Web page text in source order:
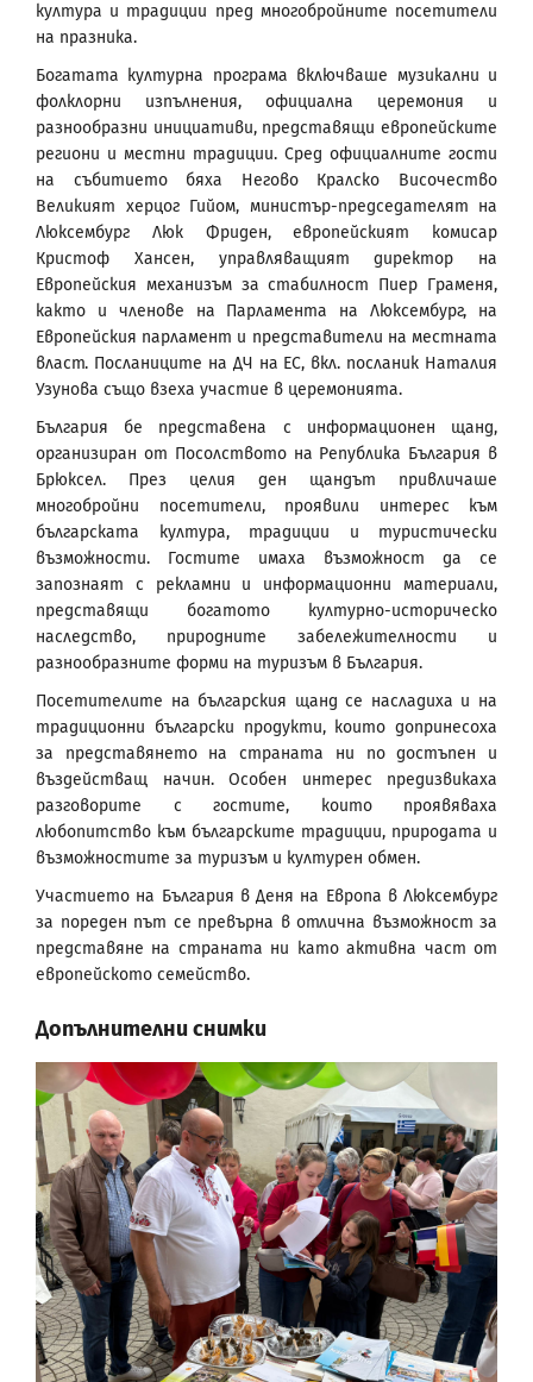
култура и традиции пред многобройните посетители
на празника.
Богатата културна програма включваше музикални и
фолклорни изпълнения, официална церемония и
разнообразни инициативи, представящи европейските
региони и местни традиции. Сред официалните гости
на събитието бяха Негово Кралско Височество
Великият херцог Гийом, министър-председателят на
Люксембург Люк Фриден, европейският комисар
Кристоф Хансен, управляващият директор на
Европейския механизъм за стабилност Пиер Граменя,
както и членове на Парламента на Люксембург, на
Европейския парламент и представители на местната
власт. Посланиците на ДЧ на ЕС, вкл. посланик Наталия
Узунова също взеха участие в церемонията.
България бе представена с информационен щанд,
организиран от Посолството на Република България в
Брюксел. През целия ден щандът привличаше
многобройни посетители, проявили интерес към
българската култура, традиции и туристически
възможности. Гостите имаха възможност да се
запознаят с рекламни и информационни материали,
представящи богатото културно-историческо
наследство, природните забележителности и
разнообразните форми на туризъм в България.
Посетителите на българския щанд се насладиха и на
традиционни български продукти, които допринесоха
за представянето на страната ни по достъпен и
въздействащ начин. Особен интерес предизвикаха
разговорите с гостите, които проявяваха
любопитство към българските традиции, природата и
възможностите за туризъм и културен обмен.
Участието на България в Деня на Европа в Люксембург
за пореден път се превърна в отлична възможност за
представяне на страната ни като активна част от
европейското семейство.
Допълнителни снимки